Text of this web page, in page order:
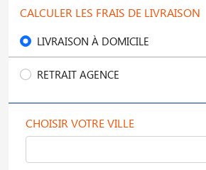
CALCULER LES FRAIS DE LIVRAISON
LIVRAISON À DOMICILE
RETRAIT AGENCE
CHOISIR VOTRE VILLE